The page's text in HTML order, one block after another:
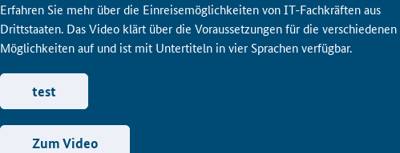
Erfahren Sie mehr über die Einreisemöglichkeiten von IT-Fachkräften aus
Drittstaaten. Das Video klärt über die Voraussetzungen für die verschiedenen
Möglichkeiten auf und ist mit Untertiteln in vier Sprachen verfügbar.
test
Zum Video